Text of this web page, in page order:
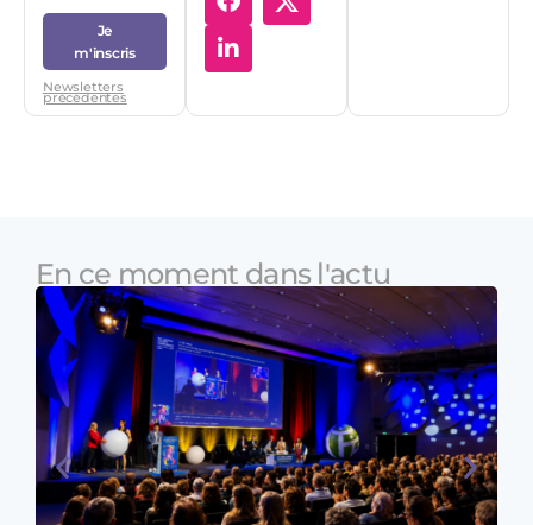
Je
m'inscris
Newsletters
précédentes
En ce moment dans l'actu